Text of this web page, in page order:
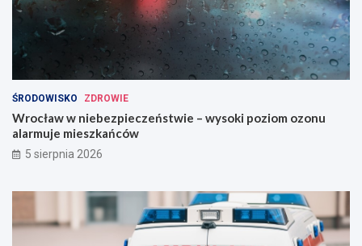
ŚRODOWISKO ZDROWIE
Wrocław w niebezpieczeństwie – wysoki poziom ozonu
alarmuje mieszkańców
5 sierpnia 2026